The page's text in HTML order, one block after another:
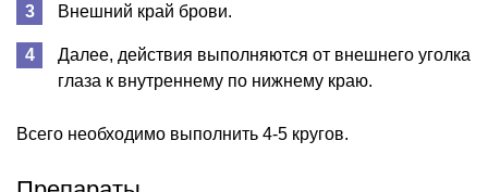
Внешний край брови.
Далее, действия выполняются от внешнего уголка
глаза к внутреннему по нижнему краю.
Всего необходимо выполнить 4-5 кругов.